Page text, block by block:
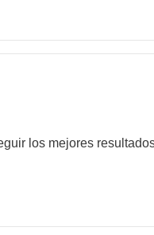
los mejores